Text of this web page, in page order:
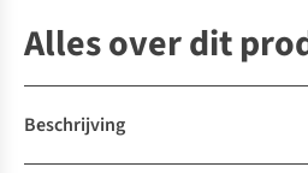
Alles over dit
Beschrijving